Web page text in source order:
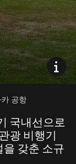
카 공항
국내선으로
광 비행기
갖춘 소규